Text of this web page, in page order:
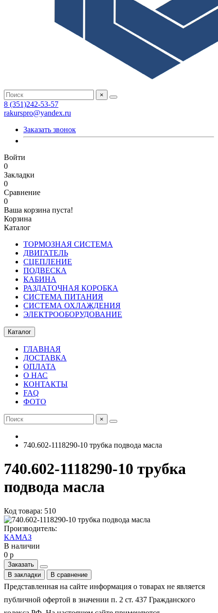
×
8 (351)242-53-57
rakurspro@yandex.ru
Заказать звонок
Войти
0
Закладки
0
Сравнение
0
Ваша корзина пуста!
Корзина
Каталог
ТОРМОЗНАЯ СИСТЕМА
ДВИГАТЕЛЬ
СЦЕПЛЕНИЕ
ПОДВЕСКА
КАБИНА
РАЗДАТОЧНАЯ КОРОБКА
СИСТЕМА ПИТАНИЯ
СИСТЕМА ОХЛАЖДЕНИЯ
ЭЛЕКТРООБОРУДОВАНИЕ
Каталог
ГЛАВНАЯ
ДОСТАВКА
ОПЛАТА
О НАС
КОНТАКТЫ
FAQ
ФОТО
×
740.602-1118290-10 трубка подвода масла
740.602-1118290-10 трубка
подвода масла
Код товара: 510
Производитель:
КАМАЗ
В наличии
0 р
Заказать
В закладки
В сравнение
Представленная на сайте информация о товарах не является
публичной офертой в значении п. 2 ст. 437 Гражданского